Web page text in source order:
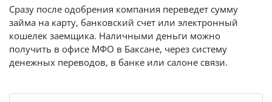
Сразу после одобрения компания переведет сумму
займа на карту, банковский счет или электронный
кошелек заемщика. Наличными деньги можно
получить в офисе МФО в Баксане, через систему
денежных переводов, в банке или салоне связи.